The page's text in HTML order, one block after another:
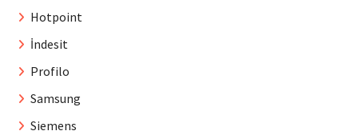
Hotpoint
İndesit
Profilo
Samsung
Siemens